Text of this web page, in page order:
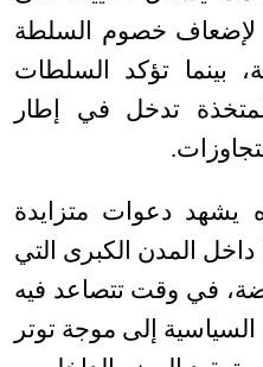
لإضعاف خصوم السلطة
بينما تؤكد السلطات
تدخل في إطار
.
يشهد دعوات متزايدة
داخل المدن الكبرى التي
في وقت تتصاعد فيه
إلى موجة توتر